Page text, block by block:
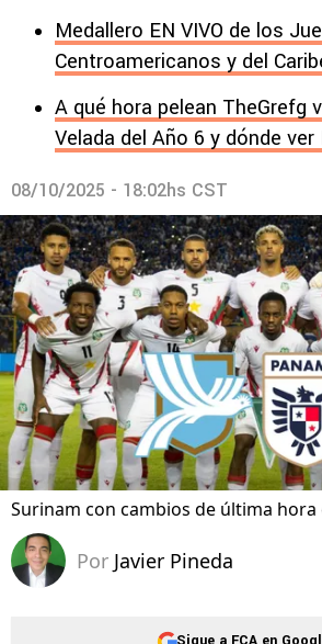
Medallero EN VIVO de los
Centroamericanos y del
A qué hora pelean TheGrefg
Velada del Año 6 y dónde ver
08/10/2025 - 18:02hs CST
Surinam con cambios de última
Por Javier Pineda